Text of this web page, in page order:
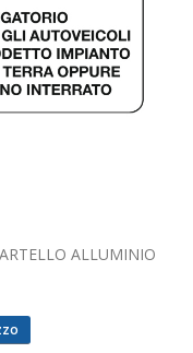
ALLUMINIO